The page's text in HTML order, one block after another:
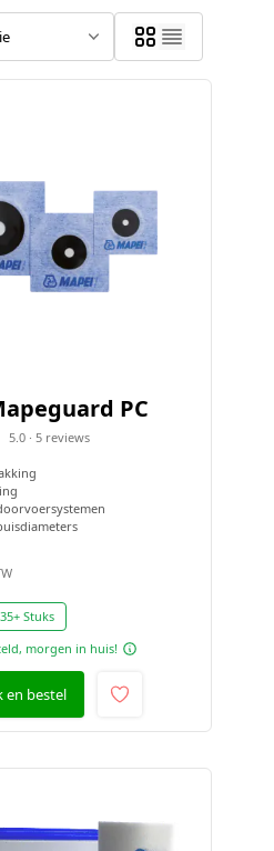
Rollers en kwasten
Voegen verwijderen
PC
5.0 · 5 reviews
35+ Stuks
morgen in huis!
en bestel